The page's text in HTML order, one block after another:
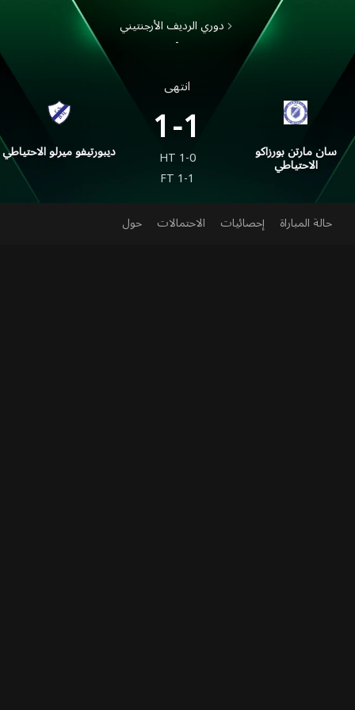
ديبورتيفو ميرلو الاحتياطي
دوري الرديف الأرجنتيني
-
انتهى
1-1
HT1-0
FT1-1
سان مارتن بورزاكو
الاحتياطي
حالة المباراة إحصائيات الاحتمالات حول